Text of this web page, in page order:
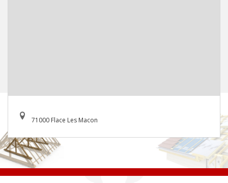
71000 Flace Les Macon